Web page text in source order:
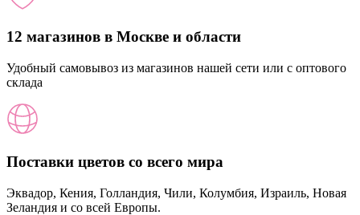
12 магазинов в Москве и области
Удобный самовывоз из магазинов нашей сети или с оптового
склада
Поставки цветов со всего мира
Эквадор, Кения, Голландия, Чили, Колумбия, Израиль, Новая
Зеландия и со всей Европы.